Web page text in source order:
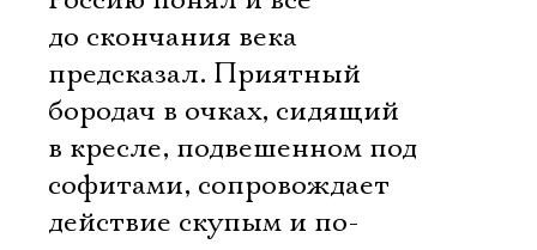
до скончания века
предсказал. Приятный
бородач в очках, сидящий
в кресле, подвешенном под
софитами, сопровождает
действие скупым и по-